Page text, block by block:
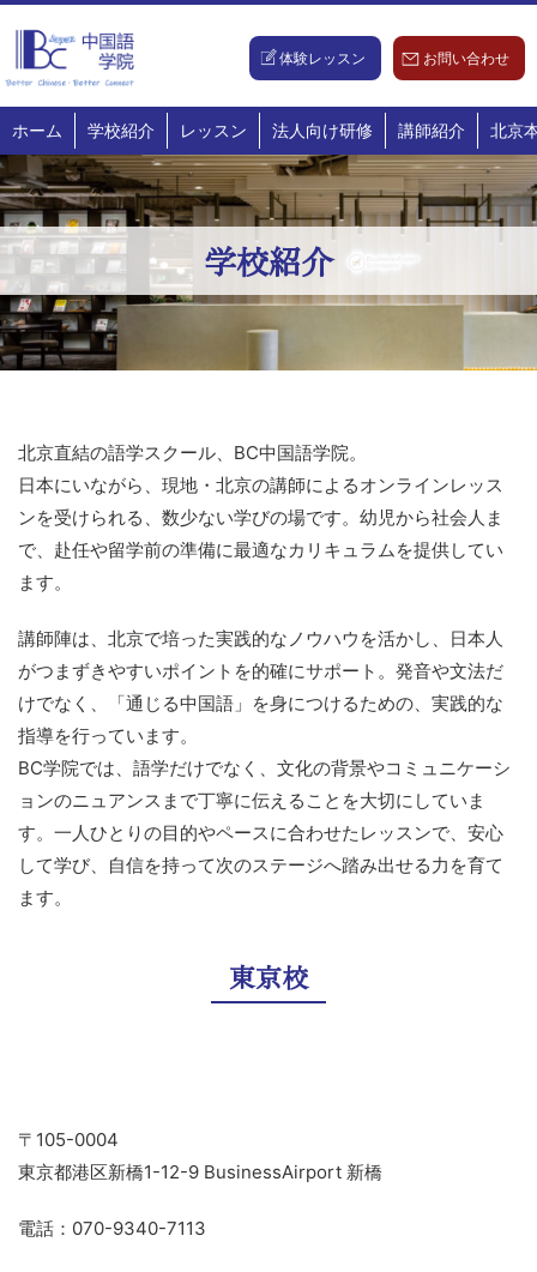
content
体験レッスン お問い合わせ
ホーム 学校紹介 レッスン 法人向け研修 講師紹介 北京
学校紹介
北京直結の語学スクール、BC中国語学院。
日本にいながら、現地・北京の講師によるオンラインレッス
ンを受けられる、数少ない学びの場です。幼児から社会人ま
で、赴任や留学前の準備に最適なカリキュラムを提供してい
ます。
講師陣は、北京で培った実践的なノウハウを活かし、日本人
がつまずきやすいポイントを的確にサポート。発音や文法だ
けでなく、「通じる中国語」を身につけるための、実践的な
指導を行っています。
BC学院では、語学だけでなく、文化の背景やコミュニケーシ
ョンのニュアンスまで丁寧に伝えることを大切にしていま
す。一人ひとりの目的やペースに合わせたレッスンで、安心
して学び、自信を持って次のステージへ踏み出せる力を育て
ます。
東京校
〒105-0004
東京都港区新橋1-12-9 BusinessAirport 新橋
電話：070-9340-7113